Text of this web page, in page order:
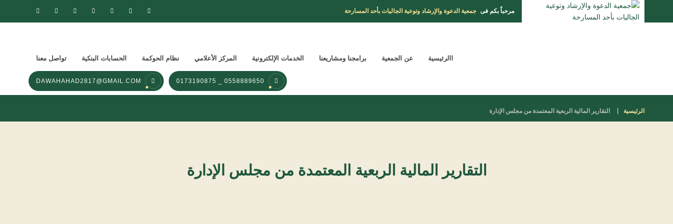
مرحباً بكم فى جمعية الدعوة والإرشاد وتوعية الجاليات بأحد المسارحة
االرئيسية عن الجمعية برامجنا ومشاريعنا الخدمات الإلكترونية المركز الأعلامي نظام الحوكمة الحسابات البنكية تواصل معنا
0558889650 _ 0173190875
DAWAHAHAD2817@GMAIL.COM
الرئيسية التقارير المالية الربعية المعتمدة من مجلس الإدارة
التقارير المالية الربعية المعتمدة من مجلس الإدارة